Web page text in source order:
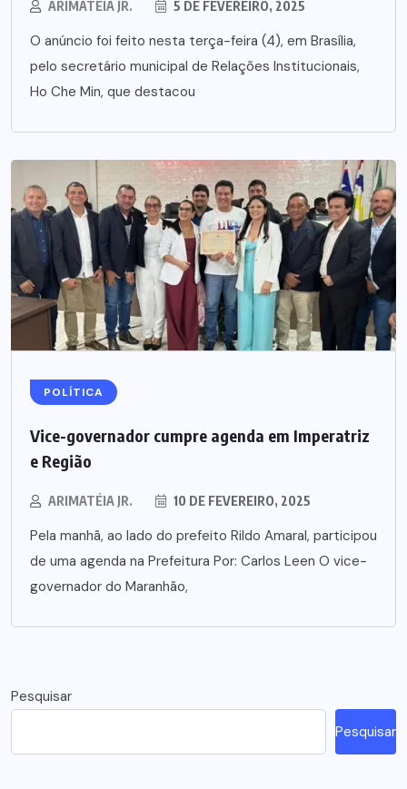
ARIMATÉIA JR. 5 DE FEVEREIRO, 2025
O anúncio foi feito nesta terça-feira (4), em Brasília,
pelo secretário municipal de Relações Institucionais,
Ho Che Min, que destacou
POLÍTICA
Vice-governador cumpre agenda em Imperatriz
e Região
ARIMATÉIA JR. 10 DE FEVEREIRO, 2025
Pela manhã, ao lado do prefeito Rildo Amaral, participou
de uma agenda na Prefeitura Por: Carlos Leen O vice-
governador do Maranhão,
Pesquisar
Pesquisar